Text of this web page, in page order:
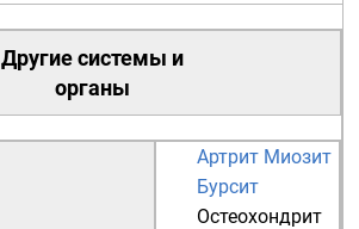
Другие системы и
органы
Артрит Миозит
Бурсит
Остеохондрит